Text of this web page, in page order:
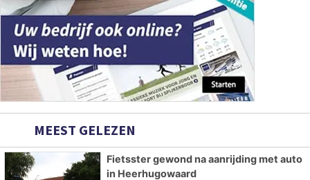
MEEST GELEZEN
Fietsster gewond na aanrijding met auto
in Heerhugowaard